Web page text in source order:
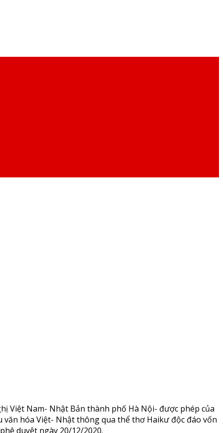
Việt Nam- Nhật Bản thành phố Hà Nội- được phép của
hóa Việt- Nhật thông qua thể thơ Haikư độc đáo vốn
duyệt ngày 20/12/2020.